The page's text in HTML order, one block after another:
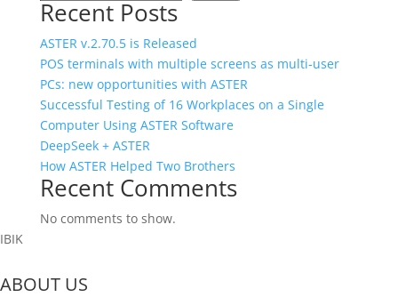
Recent Posts
ASTER v.2.70.5 is Released
POS terminals with multiple screens as multi‑user
PCs: new opportunities with ASTER
Successful Testing of 16 Workplaces on a Single
Computer Using ASTER Software
DeepSeek + ASTER
How ASTER Helped Two Brothers
Recent Comments
No comments to show.
IBIK
ABOUT US